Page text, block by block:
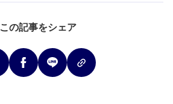
この記事をシェア